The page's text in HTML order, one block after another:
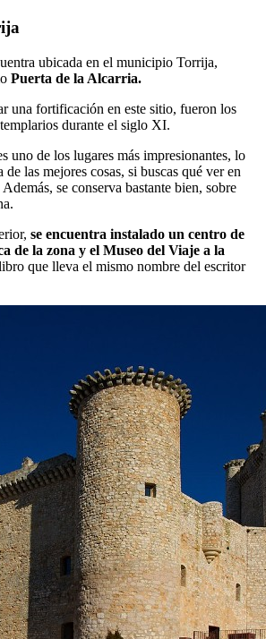
ubicada en el municipio Torrija,
Puerta de la Alcarria.
una fortificación en este sitio, fueron los
durante el siglo XI.
uno de los lugares más impresionantes, lo
las mejores cosas, si buscas qué ver en
se conserva bastante bien, sobre
se encuentra instalado un centro de
de la zona y el Museo del Viaje a la
que lleva el mismo nombre del escritor